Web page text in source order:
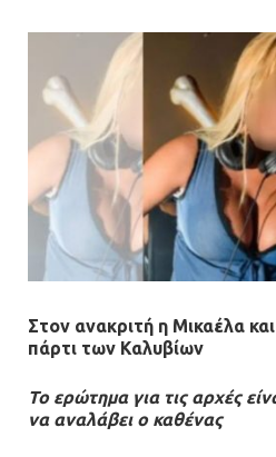
Στον ανακριτή η Μικαέλα
πάρτι των Καλυβίων
Το ερώτημα για τις αρχές
να αναλάβει ο καθένας